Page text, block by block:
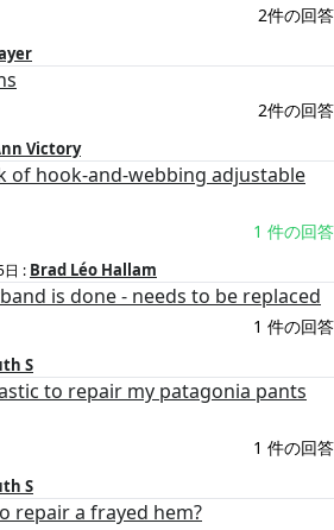
2件の回答
2件の回答
Victory
of hook-and-webbing adjustable
1 件の回答
: Brad Léo Hallam
is done - needs to be replaced
1 件の回答
S
to repair my patagonia pants
1 件の回答
S
repair a frayed hem?